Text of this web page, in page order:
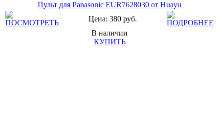
Пульт для Panasonic EUR7628030 от Huayu
Цена: 380 руб.
В наличии
КУПИТЬ